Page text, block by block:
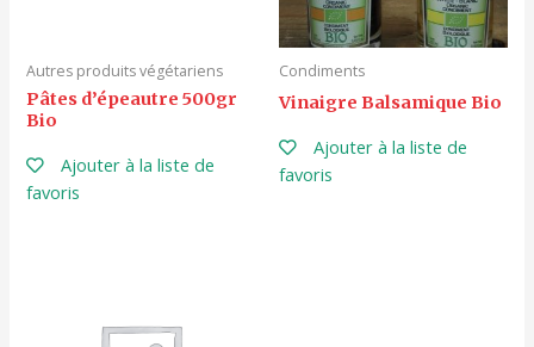
Autres produits végétariens
Pâtes d’épeautre 500gr
Bio
Ajouter à la liste de
favoris
Condiments
Vinaigre Balsamique Bio
Ajouter à la liste de
favoris